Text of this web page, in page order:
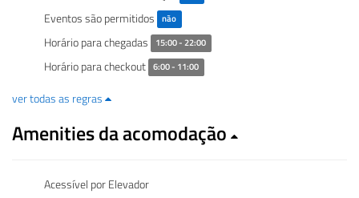
Eventos são permitidos não
Horário para chegadas 15:00 - 22:00
Horário para checkout 6:00 - 11:00
ver todas as regras
Amenities da acomodação
Acessível por Elevador